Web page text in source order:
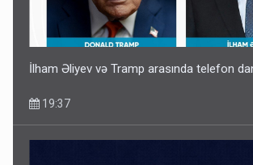
İlham Əliyev və Tramp arasında telefon
19:37